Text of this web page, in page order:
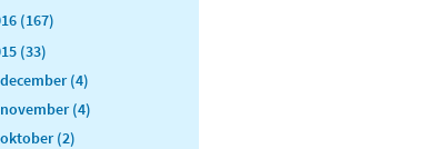
(167)
(33)
december (4)
november (4)
oktober (2)